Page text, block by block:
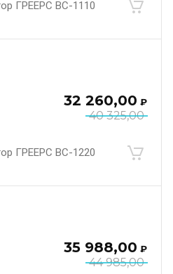
ГРЕЕРС ВС-1110
40 325,00
32 260,00 ₽
ГРЕЕРС ВС-1220
44 985,00
35 988,00 ₽